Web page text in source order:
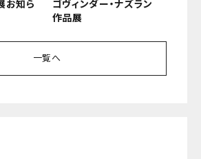
知ら
ゴヴィンダー・ナズラン
作品展
一覧へ